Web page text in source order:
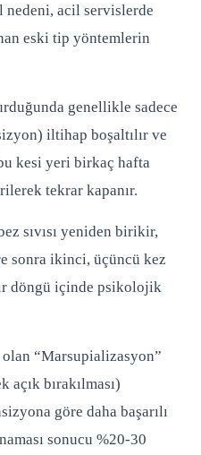
nedeni, acil servislerde
eski tip yöntemlerin
genellikle sadece
iltihap boşaltılır ve
kesi yeri birkaç hafta
tekrar kapanır.
sıvısı yeniden birikir,
sonra ikinci, üçüncü kez
döngü içinde psikolojik
“Marsupializasyon”
bırakılması)
göre daha başarılı
sonucu %20-30